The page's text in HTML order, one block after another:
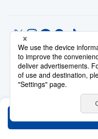
© Toyoko Inn Co., Ltd.
개인정보 설정개인정보 보호정책특정
계정 이용 약관카드 회원 약관